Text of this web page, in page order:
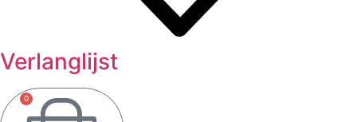
Verlanglijst
0